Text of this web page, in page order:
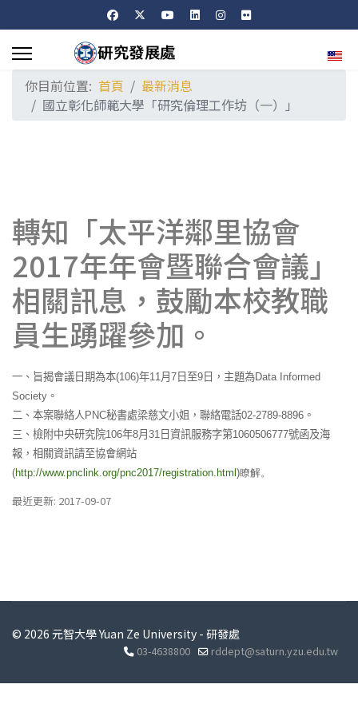
選擇
你目前位置: 首頁
最新消息
國立彰化師範大學「研究倫理工作坊（一）」
轉知「太平洋鄰里協會
2017年年會暨聯合會議」
相關訊息，鼓勵本校教職
員生踴躍參加。
一、旨揭會議日期為本(106)年11月7日至9日，主題為Data Informed
Society 。
二、本案聯絡人 PNC秘書處梁慈文小姐，聯絡電話02-2789-8896 。
三、檢附中央研究院106年8月31日資訊服務字第1060506777號函及海
報，相關資訊請至協會網站
(http://www.pnclink.org/pnc2017/registration.html )瞭解。
最近更新: 2017-09-07
© 2026 元智大學 Yuan Ze University - 研發處
03-4638800 rddept@saturn.yzu.edu.tw